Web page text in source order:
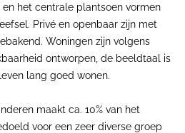
het centrale plantsoen vormen
Privé en openbaar zijn met
Woningen zijn volgens
ontworpen, de beeldtaal is
lang goed wonen.
maakt ca. 10% van het
voor een zeer diverse groep